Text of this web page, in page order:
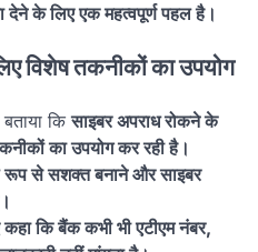
देने के लिए एक महत्वपूर्ण पहल है।
विशेष तकनीकों का उपयोग
किसाइबर अपराध रोकने के
का उपयोग कर रही है।
रूप से सशक्त बनाने और साइबर
कि बैंक कभी भी एटीएम नंबर,